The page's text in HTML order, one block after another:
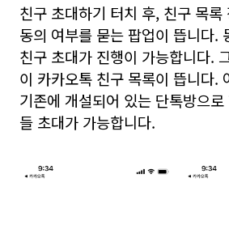
친구 초대하기 터치 후, 친구 목록
동의 여부를 묻는 팝업이 뜹니다.
친구 초대가 진행이 가능합니다.
이 카카오톡 친구 목록이 뜹니다.
기존에 개설되어 있는 단톡방으
들 초대가 가능합니다.